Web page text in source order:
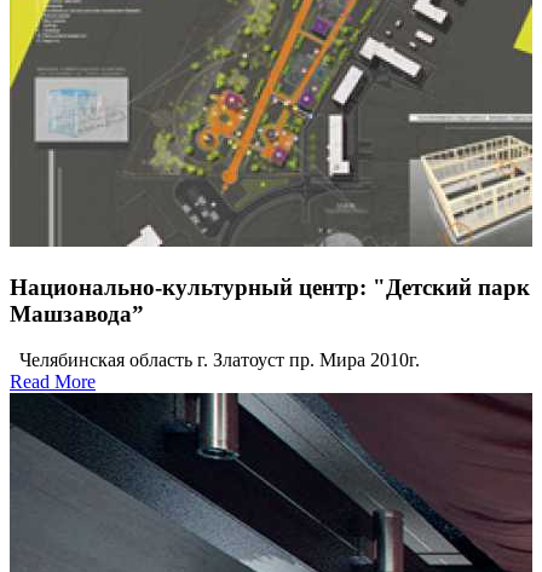
Национально-культурный центр: "Детский парк
Машзавода”
Челябинская область г. Златоуст пр. Мира 2010г.
Read More